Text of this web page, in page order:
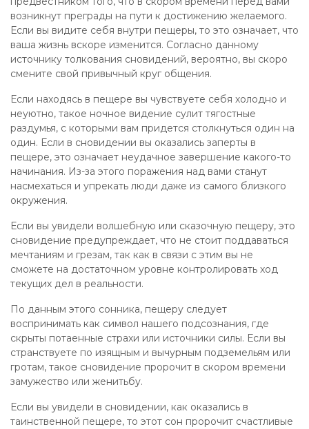
возникнут преграды на пути к достижению желаемого.
Если вы видите себя внутри пещеры, то это означает, что
ваша жизнь вскоре изменится. Согласно данному
источнику толкования сновидений, вероятно, вы скоро
смените свой привычный круг общения.
Если находясь в пещере вы чувствуете себя холодно и
неуютно, такое ночное видение сулит тягостные
раздумья, с которыми вам придется столкнуться один на
один. Если в сновидении вы оказались заперты в
пещере, это означает неудачное завершение какого-то
начинания. Из-за этого поражения над вами станут
насмехаться и упрекать люди даже из самого близкого
окружения.
Если вы увидели волшебную или сказочную пещеру, это
сновидение предупреждает, что не стоит поддаваться
мечтаниям и грезам, так как в связи с этим вы не
сможете на достаточном уровне контролировать ход
текущих дел в реальности.
По данным этого сонника, пещеру следует
воспринимать как символ нашего подсознания, где
скрыты потаенные страхи или источники силы. Если вы
странствуете по изящным и вычурным подземельям или
гротам, такое сновидение пророчит в скором времени
замужество или женитьбу.
Если вы увидели в сновидении, как оказались в
таинственной пещере, то этот сон пророчит счастливые